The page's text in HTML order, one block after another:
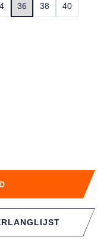
36 38 40
de gewenste